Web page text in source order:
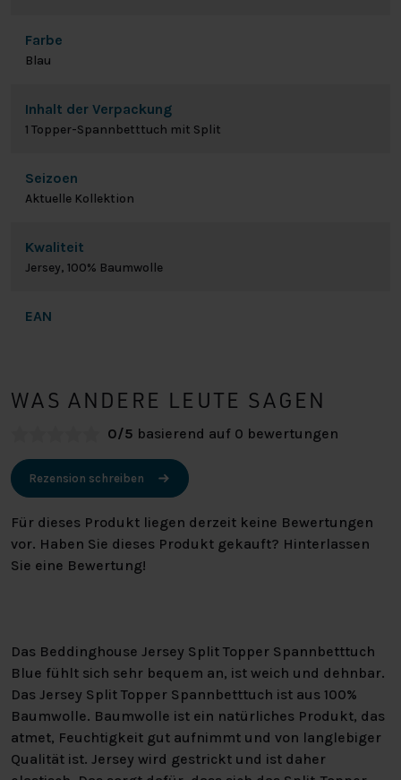
Farbe
Blau
Inhalt der Verpackung
1 Topper-Spannbetttuch mit Split
Seizoen
Aktuelle Kollektion
Kwaliteit
Jersey, 100% Baumwolle
EAN
WAS ANDERE LEUTE SAGEN
0/5 basierend auf 0 bewertungen
Rezension schreiben
Für dieses Produkt liegen derzeit keine Bewertungen
vor. Haben Sie dieses Produkt gekauft? Hinterlassen
Sie eine Bewertung!
Das Beddinghouse Jersey Split Topper Spannbetttuch
Blue fühlt sich sehr bequem an, ist weich und dehnbar.
Das Jersey Split Topper Spannbetttuch ist aus 100%
Baumwolle. Baumwolle ist ein natürliches Produkt, das
atmet, Feuchtigkeit gut aufnimmt und von langlebiger
Qualität ist. Jersey wird gestrickt und ist daher